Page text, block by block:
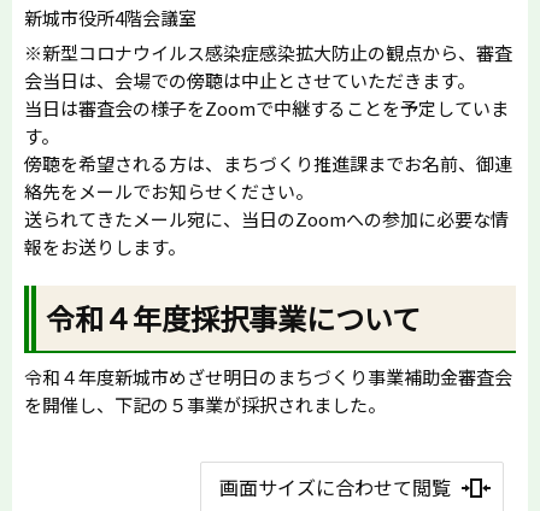
新城市役所4階会議室
※新型コロナウイルス感染症感染拡大防止の観点から、審査
会当日は、会場での傍聴は中止とさせていただきます。
当日は審査会の様子をZoomで中継することを予定していま
す。
傍聴を希望される方は、まちづくり推進課までお名前、御連
絡先をメールでお知らせください。
送られてきたメール宛に、当日のZoomへの参加に必要な情
報をお送りします。
令和４年度採択事業について
令和４年度新城市めざせ明日のまちづくり事業補助金審査会
を開催し、下記の５事業が採択されました。
画面サイズに合わせて閲覧